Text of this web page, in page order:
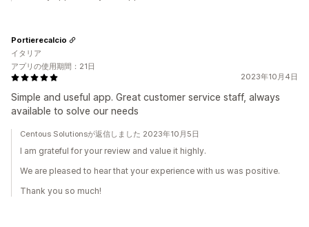
2023年10月4日
Simple and useful app. Great customer service staff, always
available to solve our needs
Portierecalcio
イタリア
アプリの使用期間：21日
Centous Solutionsが返信しました 2023年10月5日
I am grateful for your review and value it highly.
We are pleased to hear that your experience with us was positive.
Thank you so much!